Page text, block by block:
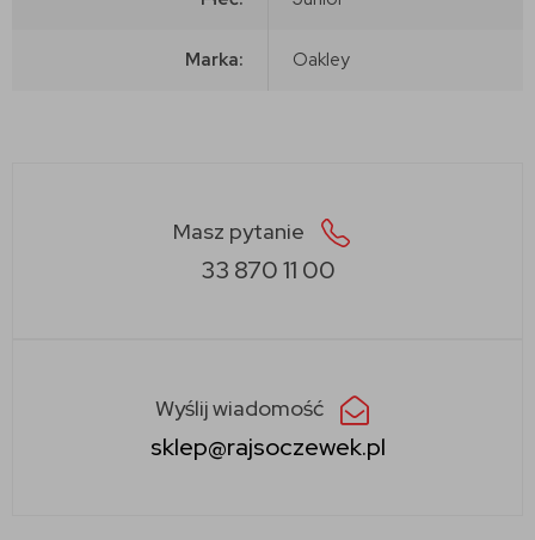
Marka: Oakley
Masz pytanie
33 870 11 00
Wyślij wiadomość
sklep@rajsoczewek.pl